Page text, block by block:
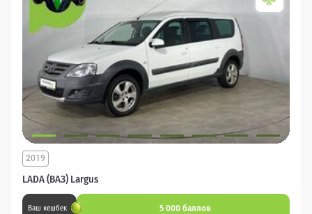
LADA (ВАЗ) Largus
2019
Ваш кешбек 5 000 баллов